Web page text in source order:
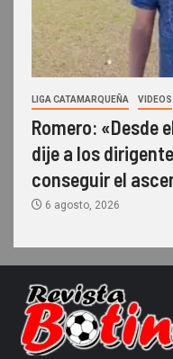
LIGA CATAMARQUEÑA VIDEOS
Romero: «Desde
dije a los
conseguir el
6 agosto, 2026